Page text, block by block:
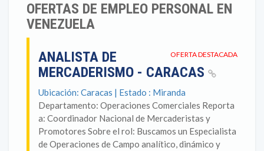
OFERTAS DE EMPLEO PERSONAL EN
VENEZUELA
OFERTA DESTACADA
ANALISTA DE
MERCADERISMO - CARACAS
Ubicación: Caracas | Estado : Miranda
Departamento: Operaciones Comerciales Reporta
a: Coordinador Nacional de Mercaderistas y
Promotores Sobre el rol: Buscamos un Especialista
de Operaciones de Campo analítico, dinámico y